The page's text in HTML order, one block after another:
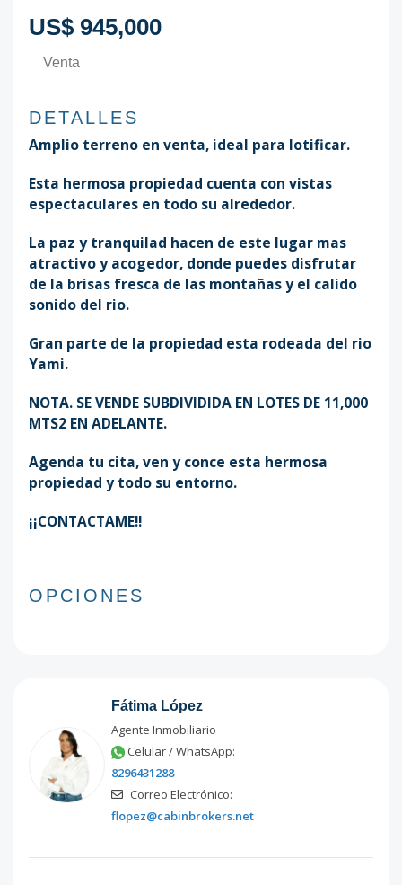
US$ 945,000
Venta
DETALLES
Amplio terreno en venta, ideal para lotificar.
Esta hermosa propiedad cuenta con vistas
espectaculares en todo su alrededor.
La paz y tranquilad hacen de este lugar mas
atractivo y acogedor, donde puedes disfrutar
de la brisas fresca de las montañas y el calido
sonido del rio.
Gran parte de la propiedad esta rodeada del rio
Yami.
NOTA. SE VENDE SUBDIVIDIDA EN LOTES DE 11,000
MTS2 EN ADELANTE.
Agenda tu cita, ven y conce esta hermosa
propiedad y todo su entorno.
¡¡CONTACTAME!!
OPCIONES
Fátima López
Agente Inmobiliario
Celular / WhatsApp:
8296431288
Correo Electrónico:
flopez@cabinbrokers.net